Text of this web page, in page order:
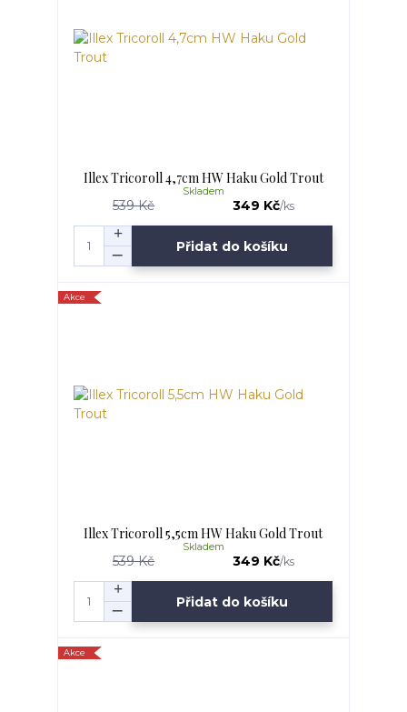
Illex Tricoroll 4,7cm HW Haku Gold Trout
539 Kč 349 Kč/ks
Skladem
Přidat do košíku
Akce
Illex Tricoroll 5,5cm HW Haku Gold Trout
539 Kč 349 Kč/ks
Skladem
Přidat do košíku
Akce